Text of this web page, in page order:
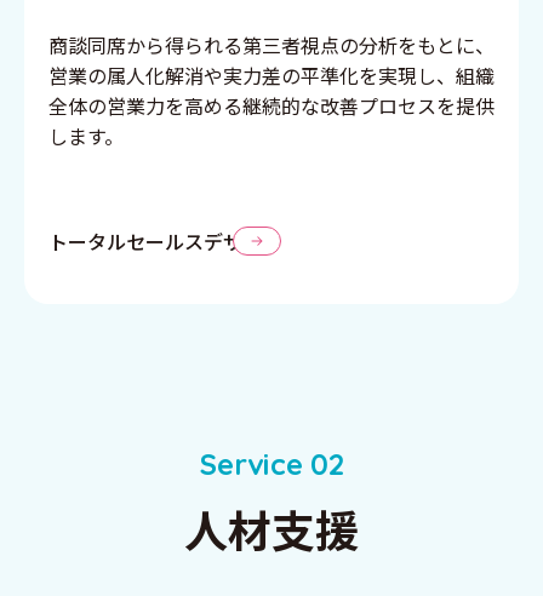
商談同席から得られる第三者視点の分析をもとに、
営業の属人化解消や実力差の平準化を実現し、組織
全体の営業力を高める継続的な改善プロセスを提供
します。
トータルセールスデザイン
Service 02
⼈材支援